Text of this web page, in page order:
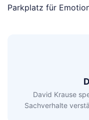
Parkplatz für
David Krause
Sachverhalte